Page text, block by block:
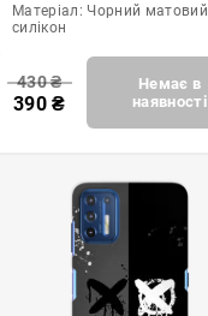
Матеріал: Чорний матовий
силікон
430₴
390₴
Немає в
наявності